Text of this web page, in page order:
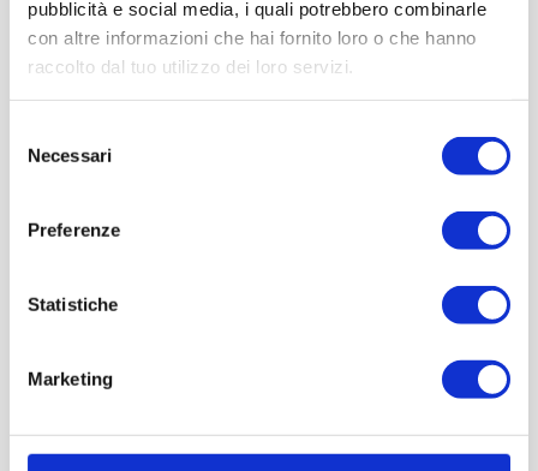
pubblicità e social media, i quali potrebbero combinarle
con altre informazioni che hai fornito loro o che hanno
raccolto dal tuo utilizzo dei loro servizi.
delNecessari
Preferenze
Statistiche
Marketing